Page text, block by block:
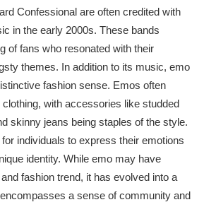
Confessional are often credited with
in the early 2000s. These bands
of fans who resonated with their
themes. In addition to its music, emo
fashion sense. Emos often
with accessories like studded
skinny jeans being staples of the style.
individuals to express their emotions
identity. While emo may have
fashion trend, it has evolved into a
a sense of community and